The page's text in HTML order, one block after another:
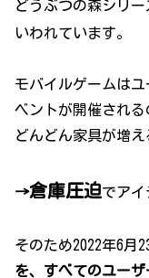
どうぶつの森シリー
いわれています。
モバイルゲームは
ベントが開催され
どんどん家具が増え
→倉庫圧迫でアイ
そのため2022年6月
を、すべてのユーザ